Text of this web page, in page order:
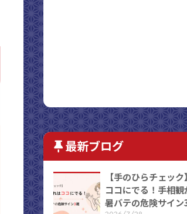
最新ブログ
【手のひらチェッ
ココにでる！手相
暑バテの危険サイン